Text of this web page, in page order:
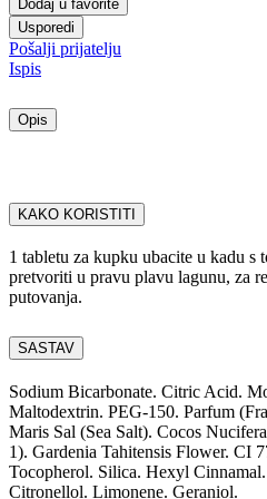
Dodaj u favorite
Usporedi
Pošalji prijatelju
Ispis
Opis
KAKO KORISTITI
1 tabletu za kupku ubacite u kadu s
pretvoriti u pravu plavu lagunu, za
putovanja.
SASTAV
Sodium Bicarbonate. Citric Acid.
Maltodextrin. PEG-150. Parfum
Maris Sal (Sea Salt). Cocos
1). Gardenia Tahitensis Flower. CI
Tocopherol. Silica. Hexyl
Citronellol. Limonene. Geraniol.